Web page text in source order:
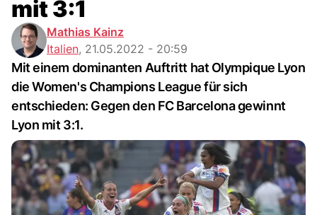
mit 3:1
Mathias Kainz
Italien, 21.05.2022 - 20:59
Mit einem dominanten Auftritt hat Olympique Lyon
die Women's Champions League für sich
entschieden: Gegen den FC Barcelona gewinnt
Lyon mit 3:1.